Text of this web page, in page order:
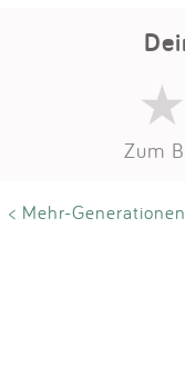
Zum
< Mehr-